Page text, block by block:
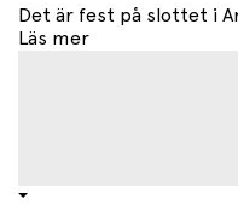
Det är fest på slottet i
Läs mer